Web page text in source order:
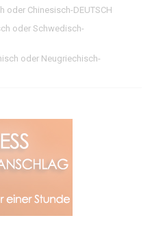
oder Chinesisch-DEUTSCH
oder Schwedisch-
oder Neugriechisch-